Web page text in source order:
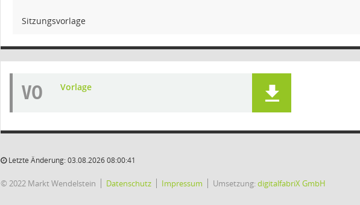
Sitzungsvorlage
VO Vorlage
Letzte Änderung: 03.08.2026 08:00:41
© 2022 Markt Wendelstein Datenschutz Impressum Umsetzung:digitalfabriX GmbH